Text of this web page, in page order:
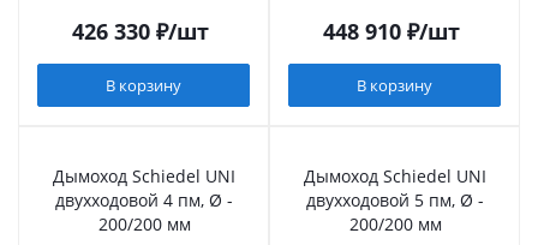
426 330₽/шт
В корзину
448 910₽/шт
В корзину
Дымоход Schiedel UNI
двухходовой 4 пм, Ø -
200/200 мм
Дымоход Schiedel UNI
двухходовой 5 пм, Ø -
200/200 мм